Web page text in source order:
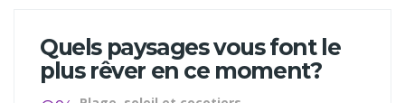
Quels paysages vous font le
plus rêver en ce moment?